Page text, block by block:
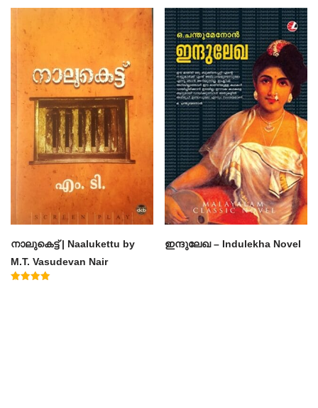
4.60
out of 5
നാലുകെട്ട് | Naalukettu by
M.T. Vasudevan Nair
ഇന്ദുലേഖ – Indulekha Novel